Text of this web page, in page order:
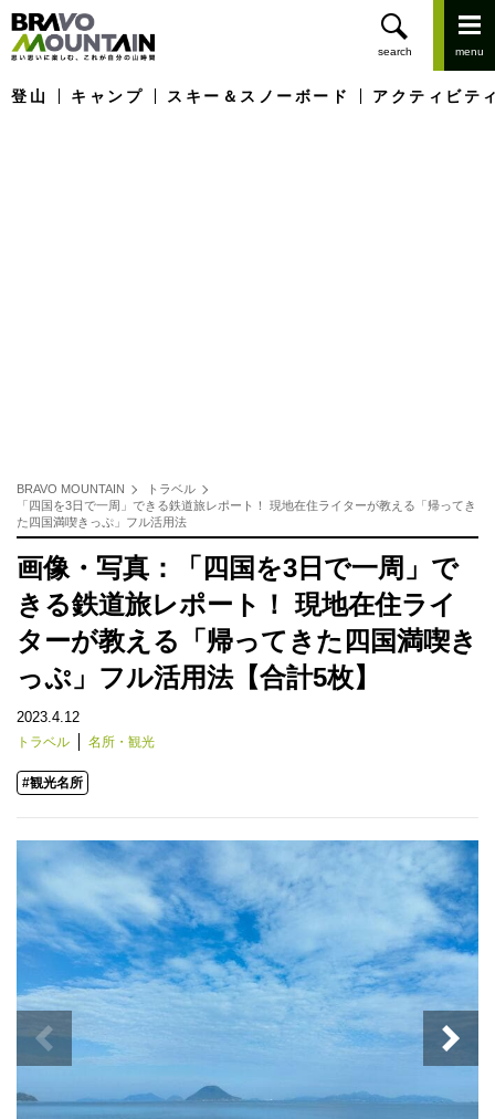
登山 キャンプ スキー＆スノーボード アクティビテ
BRAVO MOUNTAIN
トラベル
「四国を3日で一周」できる鉄道旅レポート！ 現地在住ライターが教える「帰ってき
た四国満喫きっぷ」フル活用法
画像・写真：「四国を3日で一周」で
きる鉄道旅レポート！ 現地在住ライ
ターが教える「帰ってきた四国満喫き
っぷ」フル活用法【合計5枚】
2023.4.12
トラベル 名所・観光
#観光名所